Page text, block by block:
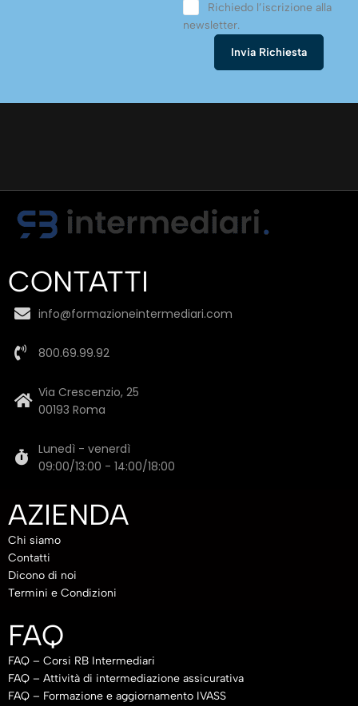
Richiedo l’iscrizione alla
newsletter.
CONTATTI
info@formazioneintermediari.com
800.69.99.92
Via Crescenzio, 25
00193 Roma
Lunedì - venerdì
09:00/13:00 - 14:00/18:00
AZIENDA
Chi siamo
Contatti
Dicono di noi
Termini e Condizioni
FAQ
FAQ – Corsi RB Intermediari
FAQ – Attività di intermediazione assicurativa
FAQ – Formazione e aggiornamento IVASS